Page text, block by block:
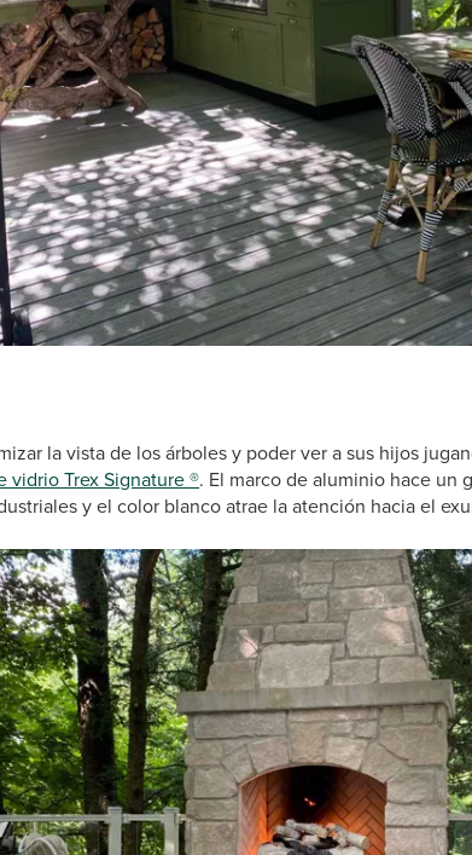
la vista de los árboles y poder ver a sus hijos
vidrio Trex Signature ®. El marco de aluminio hace un
y el color blanco atrae la atención hacia el